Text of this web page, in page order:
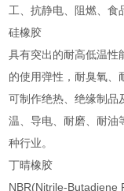
工、抗静电、阻燃、食
硅橡胶
具有突出的耐高低温
的使用弹性，耐臭氧、
可制作绝热、绝缘制品
温、导电、耐磨、耐油
种行业。
丁晴橡胶
NBR(Nitrile-Butadiene